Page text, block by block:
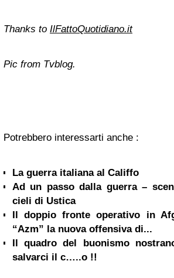
Thanks to IlFattoQuotidiano.it
Pic from Tvblog.
Potrebbero interessarti anche :
La guerra italiana al Califfo
Ad un passo dalla guerra –
cieli di Ustica
Il doppio fronte operativo in
“Azm” la nuova offensiva di...
Il quadro del buonismo
salvarci il c…..o !!